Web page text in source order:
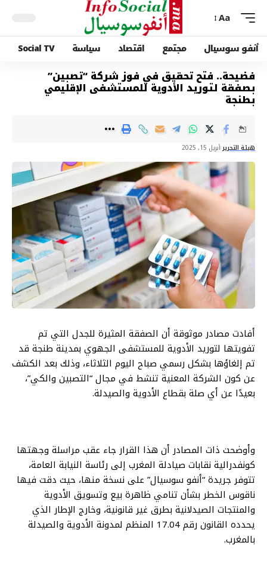
Aa
أنفو سوسيال مجتمع اقتصاد سياسة Social TV
فضيحة.. فتح تحقيق في فوز شركة “تصبين”
بصفقة لتوريد الأدوية للمستشفى الإقليمي
بطنجة
هيئة التحرير أبريل 15, 2025
أفادت مصادر موثوقة أن الصفقة المثيرة للجدل التي تم
تفويتها لتوريد الأدوية للمستشفى الجهوي بمدينة طنجة قد
تم إلغاؤها بشكل رسمي صباح اليوم الثلاثاء، وذلك بعد الكشف
عن كون الشركة المعنية تنشط في مجال “التصبين والكي”،
بعيدًا عن أي صلة بقطاع الأدوية والصيدلة.
وأوضحت ذات المصادر أن هذا القرار جاء عقب مراسلة وجهتها
كونفدرالية نقابات صيادلة المغرب إلى رئاسة النيابة العامة،
تتوفر جريدة “أنفو سوسيال” على نسخة منها، حيث دقت فيها
ناقوس الخطر بشأن تنامي ظاهرة بيع وتسويق الأدوية
والمنتجات الصيدلانية بطرق غير قانونية، وخارج الإطار الذي
يحدده القانون رقم 17.04 المنظم لمدونة الأدوية والصيدلة
بالمغرب.